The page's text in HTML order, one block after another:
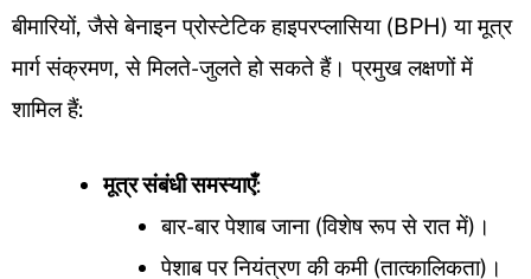
बीमारियों, जैसे बेनाइन प्रोस्टेटिक हाइपरप्लासिया (BPH) या मूत्र
मार्ग संक्रमण, से मिलते-जुलते हो सकते हैं। प्रमुख लक्षणों में
शामिल हैं:
मूत्र संबंधी समस्याएँ:
बार-बार पेशाब जाना (विशेष रूप से रात में)।
पेशाब पर नियंत्रण की कमी (तात्कालिकता)।